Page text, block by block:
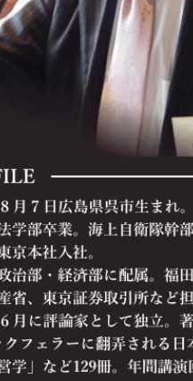
日本の進路
人情報保護法まで
報管理術
の達人」になろう
企業経営者！